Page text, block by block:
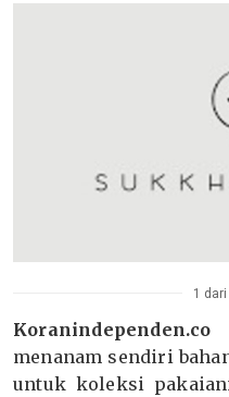
1
menanam sendiri
untuk koleksi